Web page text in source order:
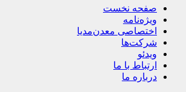
صفحه نخست
ویژه‌نامه
اختصاصی معدن‌مدیا
شرکت‌ها
ویدئو
ارتباط با ما
درباره ما